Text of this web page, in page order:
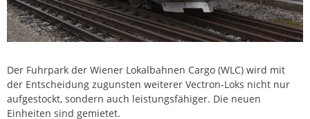
Der Fuhrpark der Wiener Lokalbahnen Cargo (WLC) wird mit
der Entscheidung zugunsten weiterer Vectron-Loks nicht nur
aufgestockt, sondern auch leistungsfähiger. Die neuen
Einheiten sind gemietet.